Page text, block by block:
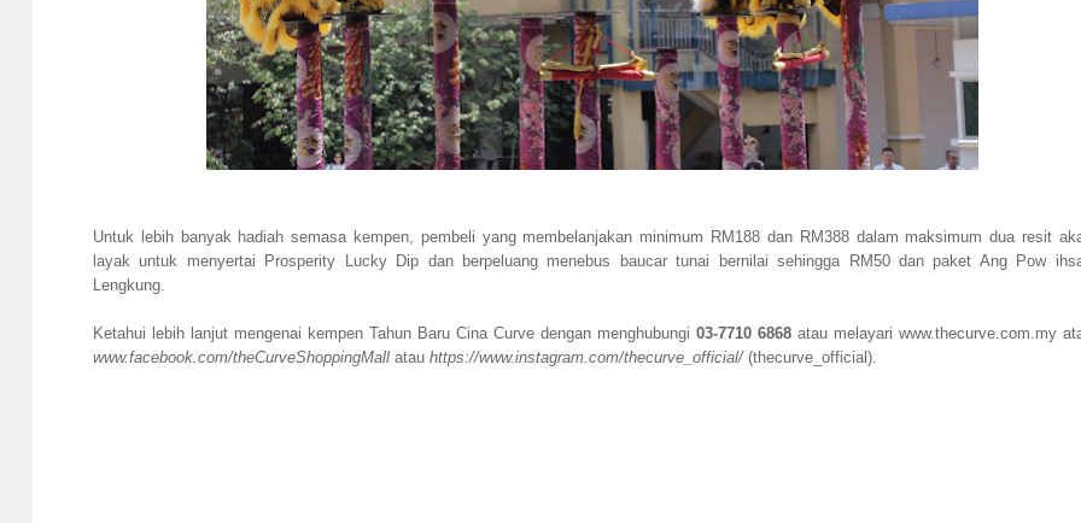
Untuk lebih banyak hadiah semasa kempen, pembeli yang membelanjakan minimum RM188 dan RM388 dalam maksimum dua resit
layak untuk menyertai Prosperity Lucky Dip dan berpeluang menebus baucar tunai bernilai sehingga RM50 dan paket Ang Pow
Lengkung.
Ketahui lebih lanjut mengenai kempen Tahun Baru Cina Curve dengan menghubungi 03-7710 6868atau melayari www.thecurve.com.my
www.facebook.com/theCurveShoppingMall atau https://www.instagram.com/thecurve_official/(thecurve_official).